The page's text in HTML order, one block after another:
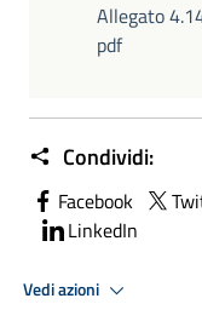
Allegato
pdf
Condividi:
Facebook
LinkedIn
Vedi azioni